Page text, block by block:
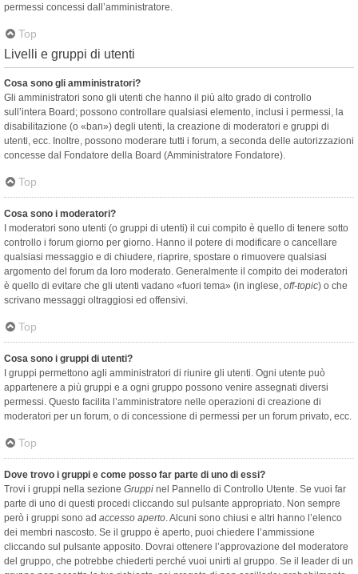
permessi concessi dall’amministratore.
Top
Livelli e gruppi di utenti
Cosa sono gli amministratori?
Gli amministratori sono gli utenti che hanno il più alto grado di controllo
sull’intera Board; possono controllare qualsiasi elemento, inclusi i permessi, la
disabilitazione (o «ban») degli utenti, la creazione di moderatori e gruppi di
utenti, ecc. Inoltre, possono moderare tutti i forum, a seconda delle autorizzazioni
concesse dal Fondatore della Board (Amministratore Fondatore).
Top
Cosa sono i moderatori?
I moderatori sono utenti (o gruppi di utenti) il cui compito è quello di tenere sotto
controllo i forum giorno per giorno. Hanno il potere di modificare o cancellare
qualsiasi messaggio e di chiudere, riaprire, spostare o rimuovere qualsiasi
argomento del forum da loro moderato. Generalmente il compito dei moderatori
è quello di evitare che gli utenti vadano «fuori tema» (in inglese, off-topic) o che
scrivano messaggi oltraggiosi ed offensivi.
Top
Cosa sono i gruppi di utenti?
I gruppi permettono agli amministratori di riunire gli utenti. Ogni utente può
appartenere a più gruppi e a ogni gruppo possono venire assegnati diversi
permessi. Questo facilita l’amministratore nelle operazioni di creazione di
moderatori per un forum, o di concessione di permessi per un forum privato, ecc.
Top
Dove trovo i gruppi e come posso far parte di uno di essi?
Trovi i gruppi nella sezione Gruppi nel Pannello di Controllo Utente. Se vuoi far
parte di uno di questi procedi cliccando sul pulsante appropriato. Non sempre
però i gruppi sono ad accesso aperto. Alcuni sono chiusi e altri hanno l’elenco
dei membri nascosto. Se il gruppo è aperto, puoi chiedere l’ammissione
cliccando sul pulsante apposito. Dovrai ottenere l’approvazione del moderatore
del gruppo, che potrebbe chiederti perché vuoi unirti al gruppo. Se il leader di un